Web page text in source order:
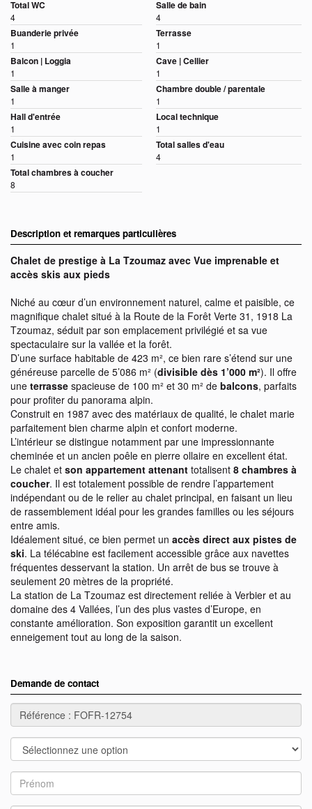
Total WC
4
Salle de bain
4
Buanderie privée
1
Terrasse
1
Balcon | Loggia
1
Cave | Cellier
1
Salle à manger
1
Chambre double / parentale
1
Hall d'entrée
1
Local technique
1
Cuisine avec coin repas
1
Total salles d'eau
4
Total chambres à coucher
8
Description et remarques particulières
Chalet de prestige à La Tzoumaz avec Vue imprenable et
accès skis aux pieds
Niché au cœur d’un environnement naturel, calme et paisible, ce
magnifique chalet situé à la Route de la Forêt Verte 31, 1918 La
Tzoumaz, séduit par son emplacement privilégié et sa vue
spectaculaire sur la vallée et la forêt.
D’une surface habitable de 423 m², ce bien rare s’étend sur une
généreuse parcelle de 5’086 m² (divisible dès 1’000 m²). Il offre
une terrasse spacieuse de 100 m² et 30 m² de balcons, parfaits
pour profiter du panorama alpin.
Construit en 1987 avec des matériaux de qualité, le chalet marie
parfaitement bien charme alpin et confort moderne.
L’intérieur se distingue notamment par une impressionnante
cheminée et un ancien poêle en pierre ollaire en excellent état.
Le chalet et son appartement attenant totalisent 8 chambres à
coucher. Il est totalement possible de rendre l’appartement
indépendant ou de le relier au chalet principal, en faisant un lieu
de rassemblement idéal pour les grandes familles ou les séjours
entre amis.
Idéalement situé, ce bien permet un accès direct aux pistes de
ski. La télécabine est facilement accessible grâce aux navettes
fréquentes desservant la station. Un arrêt de bus se trouve à
seulement 20 mètres de la propriété.
La station de La Tzoumaz est directement reliée à Verbier et au
domaine des 4 Vallées, l’un des plus vastes d’Europe, en
constante amélioration. Son exposition garantit un excellent
enneigement tout au long de la saison.
Demande de contact